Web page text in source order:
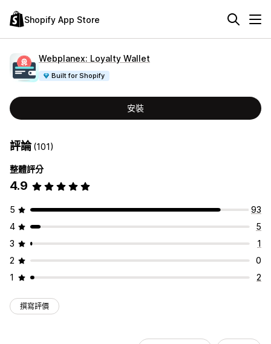
Shopify App Store
Webplanex: Loyalty Wallet
Built for Shopify
安裝
評論(101)
整體評分
4.9
5
93
4
5
3
1
2
0
1
2
撰寫評價